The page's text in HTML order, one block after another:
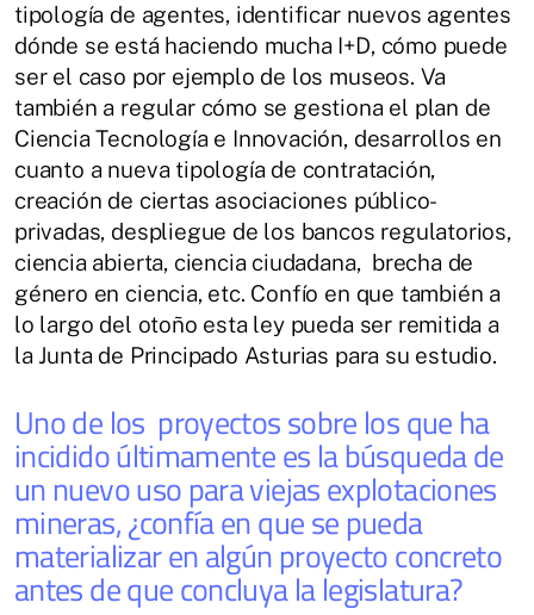
tipología de agentes, identificar nuevos agentes
dónde se está haciendo mucha I+D, cómo puede
ser el caso por ejemplo de los museos. Va
también a regular cómo se gestiona el plan de
Ciencia Tecnología e Innovación, desarrollos en
cuanto a nueva tipología de contratación,
creación de ciertas asociaciones público-
privadas, despliegue de los bancos regulatorios,
ciencia abierta, ciencia ciudadana, brecha de
género en ciencia, etc. Confío en que también a
lo largo del otoño esta ley pueda ser remitida a
la Junta de Principado Asturias para su estudio.
Uno de los proyectos sobre los que ha
incidido últimamente es la búsqueda de
un nuevo uso para viejas explotaciones
mineras, ¿confía en que se pueda
materializar en algún proyecto concreto
antes de que concluya la legislatura?